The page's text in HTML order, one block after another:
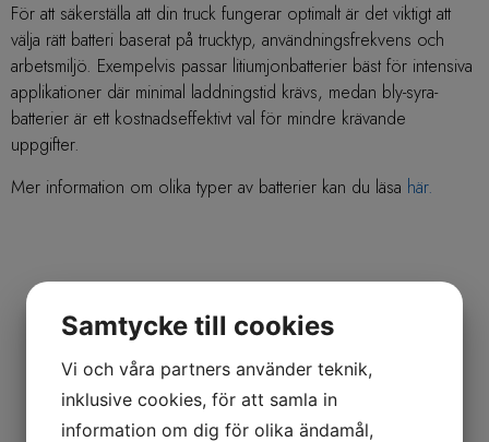
För att säkerställa att din truck fungerar optimalt är det viktigt att
välja rätt batteri baserat på trucktyp, användningsfrekvens och
arbetsmiljö. Exempelvis passar litiumjonbatterier bäst för intensiva
applikationer där minimal laddningstid krävs, medan bly-syra-
batterier är ett kostnadseffektivt val för mindre krävande
uppgifter.
Mer information om olika typer av batterier kan du läsa här.
Samtycke till cookies
Vi och våra partners använder teknik,
inklusive cookies, för att samla in
information om dig för olika ändamål,